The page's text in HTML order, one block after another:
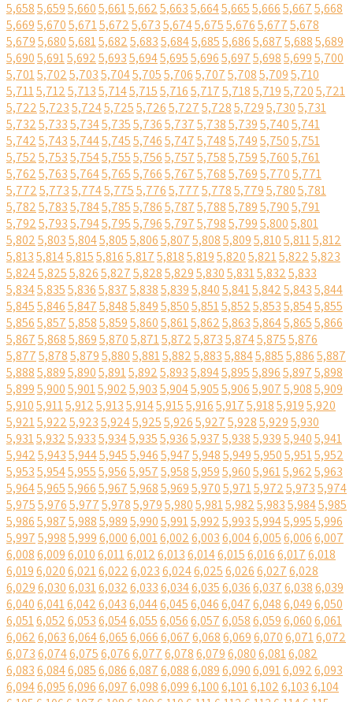
5,6585,6595,6605,6615,6625,6635,6645,6655,6665,6675,668
5,6695,6705,6715,6725,6735,6745,6755,6765,6775,678
5,6795,6805,6815,6825,6835,6845,6855,6865,6875,6885,689
5,6905,6915,6925,6935,6945,6955,6965,6975,6985,6995,700
5,7015,7025,7035,7045,7055,7065,7075,7085,7095,710
5,7115,7125,7135,7145,7155,7165,7175,7185,7195,7205,721
5,7225,7235,7245,7255,7265,7275,7285,7295,7305,731
5,7325,7335,7345,7355,7365,7375,7385,7395,7405,741
5,7425,7435,7445,7455,7465,7475,7485,7495,7505,751
5,7525,7535,7545,7555,7565,7575,7585,7595,7605,761
5,7625,7635,7645,7655,7665,7675,7685,7695,7705,771
5,7725,7735,7745,7755,7765,7775,7785,7795,7805,781
5,7825,7835,7845,7855,7865,7875,7885,7895,7905,791
5,7925,7935,7945,7955,7965,7975,7985,7995,8005,801
5,8025,8035,8045,8055,8065,8075,8085,8095,8105,8115,812
5,8135,8145,8155,8165,8175,8185,8195,8205,8215,8225,823
5,8245,8255,8265,8275,8285,8295,8305,8315,8325,833
5,8345,8355,8365,8375,8385,8395,8405,8415,8425,8435,844
5,8455,8465,8475,8485,8495,8505,8515,8525,8535,8545,855
5,8565,8575,8585,8595,8605,8615,8625,8635,8645,8655,866
5,8675,8685,8695,8705,8715,8725,8735,8745,8755,876
5,8775,8785,8795,8805,8815,8825,8835,8845,8855,8865,887
5,8885,8895,8905,8915,8925,8935,8945,8955,8965,8975,898
5,8995,9005,9015,9025,9035,9045,9055,9065,9075,9085,909
5,9105,9115,9125,9135,9145,9155,9165,9175,9185,9195,920
5,9215,9225,9235,9245,9255,9265,9275,9285,9295,930
5,9315,9325,9335,9345,9355,9365,9375,9385,9395,9405,941
5,9425,9435,9445,9455,9465,9475,9485,9495,9505,9515,952
5,9535,9545,9555,9565,9575,9585,9595,9605,9615,9625,963
5,9645,9655,9665,9675,9685,9695,9705,9715,9725,9735,974
5,9755,9765,9775,9785,9795,9805,9815,9825,9835,9845,985
5,9865,9875,9885,9895,9905,9915,9925,9935,9945,9955,996
5,9975,9985,9996,0006,0016,0026,0036,0046,0056,0066,007
6,0086,0096,0106,0116,0126,0136,0146,0156,0166,0176,018
6,0196,0206,0216,0226,0236,0246,0256,0266,0276,028
6,0296,0306,0316,0326,0336,0346,0356,0366,0376,0386,039
6,0406,0416,0426,0436,0446,0456,0466,0476,0486,0496,050
6,0516,0526,0536,0546,0556,0566,0576,0586,0596,0606,061
6,0626,0636,0646,0656,0666,0676,0686,0696,0706,0716,072
6,0736,0746,0756,0766,0776,0786,0796,0806,0816,082
6,0836,0846,0856,0866,0876,0886,0896,0906,0916,0926,093
6,0946,0956,0966,0976,0986,0996,1006,1016,1026,1036,104